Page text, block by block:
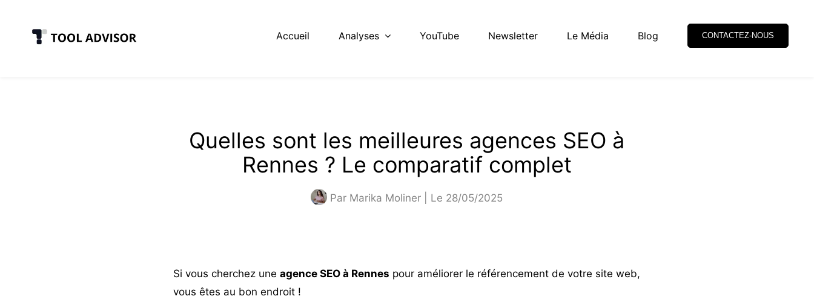
Accueil Analyses YouTube Newsletter Le Média Blog CONTACTEZ-NOUS
Quelles sont les meilleures agences SEO à
Rennes ? Le comparatif complet
Par Marika Moliner | Le 28/05/2025
Si vous cherchez une agence SEO à Rennes pour améliorer le référencement de votre site web,
vous êtes au bon endroit !